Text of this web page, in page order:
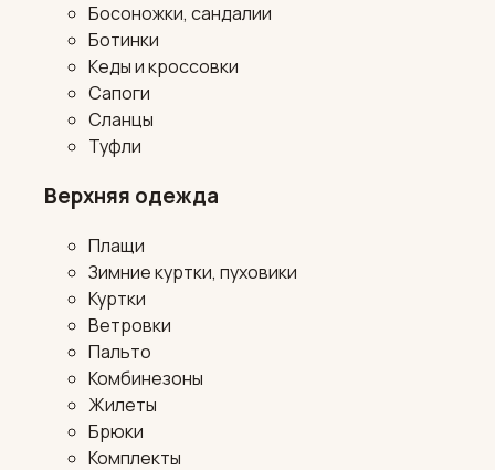
Босоножки, сандалии
Ботинки
Кеды и кроссовки
Сапоги
Сланцы
Туфли
Верхняя одежда
Плащи
Зимние куртки, пуховики
Куртки
Ветровки
Пальто
Комбинезоны
Жилеты
Брюки
Комплекты